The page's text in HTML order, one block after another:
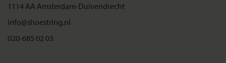
1114 AA Amsterdam-Duivendrecht
info@shoestring.nl
020-685 02 03